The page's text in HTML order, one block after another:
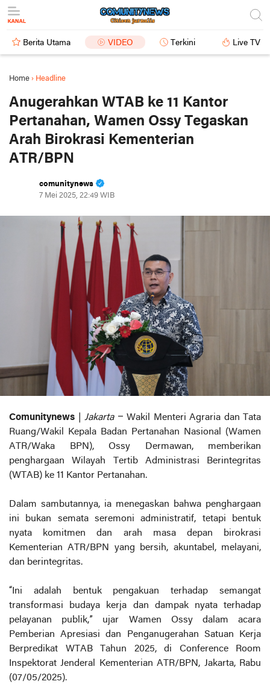
Berita Utama VIDEO Terkini Live TV
Home › Headline
Anugerahkan WTAB ke 11 Kantor
Pertanahan, Wamen Ossy Tegaskan
Arah Birokrasi Kementerian
ATR/BPN
comunitynews
7 Mei 2025, 22:49 WIB
Comunitynews Jakarta– Wakil Menteri Agraria dan Tata
Ruang/Wakil Kepala Badan Pertanahan Nasional (Wamen
ATR/Waka BPN), Ossy Dermawan, memberikan
penghargaan Wilayah Tertib Administrasi Berintegritas
(WTAB) ke 11 Kantor Pertanahan.
Dalam sambutannya, ia menegaskan bahwa penghargaan
ini bukan semata seremoni administratif, tetapi bentuk
nyata komitmen dan arah masa depan birokrasi
Kementerian ATR/BPN yang bersih, akuntabel, melayani,
dan berintegritas.
“Ini adalah bentuk pengakuan terhadap semangat
transformasi budaya kerja dan dampak nyata terhadap
pelayanan publik,” ujar Wamen Ossy dalam acara
Pemberian Apresiasi dan Penganugerahan Satuan Kerja
Berpredikat WTAB Tahun 2025, di Conference Room
Inspektorat Jenderal Kementerian ATR/BPN, Jakarta, Rabu
(07/05/2025).